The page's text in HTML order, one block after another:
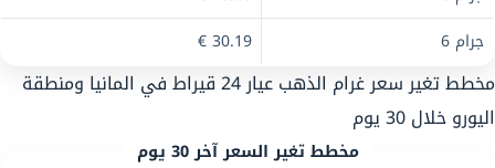
جرام 6
30.19 €
مخطط تغير سعر غرام الذهب عيار 24 قيراط في المانيا ومنطقة
اليورو خلال 30 يوم
مخطط تغير السعر آخر 30 يوم